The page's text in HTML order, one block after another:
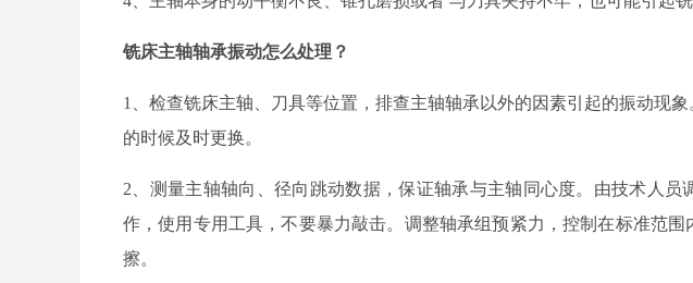
铣床主轴轴承振动怎么处理？
1、检查铣床主轴、刀具等位置，排查主轴轴承以外的因素引起的振动现
的时候及时更换。
2、测量主轴轴向、径向跳动数据，保证轴承与主轴同心度。由技术人
作，使用专用工具，不要暴力敲击。调整轴承组预紧力，控制在标准范
擦。